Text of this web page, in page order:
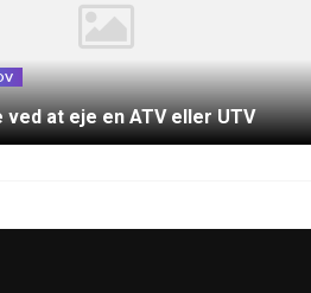
ved at eje en ATV eller UTV